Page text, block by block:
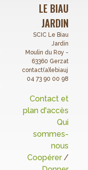
LE BIAU
JARDIN
SCIC Le Biau
Jardin
Moulin du Roy -
63360 Gerzat
04 73 90 00 98
Contact et
plan d'accès
Qui
sommes-
nous
Coopérer /